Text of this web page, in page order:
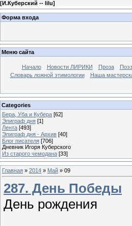
[И.Куберский -- lilu]
Форма входа
Меню сайта
Начало Новости ЛИРИКИ Проза
Словарь ложной этимологии
Наша
Categories
Бера, Уба и Кубера [62]
Эпиграф дня [1]
Лента [493]
Эпиграф дня - Архив [40]
Блог писателя [706]
Дневник Игоря Куберского
Из старого чемодана [33]
Главная » 2014 » Май » 09
287. День Победы
День рождения